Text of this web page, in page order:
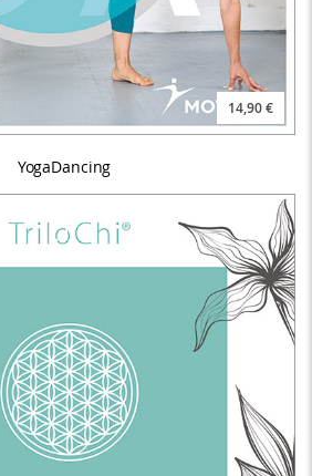
14,90 €
YogaDancing